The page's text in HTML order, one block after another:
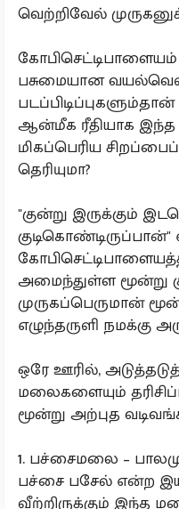
வெற்றிவேல்
பசுமையான
ஆன்மீக ரீதியாக இந்த
மிகப்பெரிய
தெரியுமா?
"குன்று இருக்கும்
அமைந்துள்ள மூன்று
முருகப்பெருமான்
எழுந்தருளி நமக்கு
ஒரே ஊரில்,
மலைகளையும்
மூன்று அற்புத
1. பச்சைமலை –
பச்சை பசேல் என்ற
வீற்றிருக்கும் இந்த